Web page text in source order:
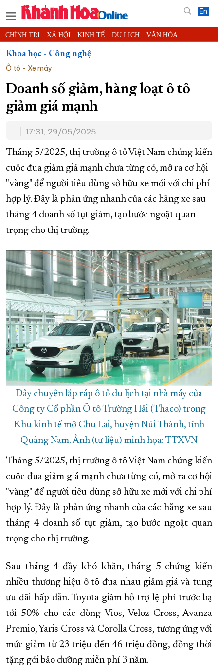
En
CHÍNH TRỊ XÃ HỘI KINH TẾ DU LỊCH VĂN HÓA
THỂ THAO ĐỜI SỐNG TIN ĐỊA PHƯƠNG
KHOA HỌC - CÔNG NGHỆ
THẾ GIỚI MULTIMEDIA VIDEO ĐỌC BÁO ONLINE
PODCAST THÔNG TIN - QUẢNG CÁO
TRƯỜNG SA BIỂN ĐẢO QUÊ HƯƠNG
CHUNG TAY CẢI CÁCH HÀNH CHÍNH
XÂY DỰNG NÔNG THÔN MỚI LỊCH CẮT ĐIỆN
TÀU - XE - MÁY BAY
KỶ NIỆM 370 NĂM XÂY DỰNG VÀ PHÁT TRIỂN TỈNH KHÁNH HÒA
KHOẢNH KHẮC ĐẸP XỨ TRẦM
XÂY DỰNG KHÁNH HÒA TRỞ THÀNH THÀNH PHỐ TRỰC THUỘC
ĐẠI HỘI ĐẢNG CÁC CẤP TRANG CHỦ VỀ BÁO KHÁNH HÒA
Khoa học - Công nghệ
Ô tô - Xe máy
Doanh số giảm, hàng loạt ô tô
giảm giá mạnh
17:31, 29/05/2025
Tháng 5/2025, thị trường ô tô Việt Nam chứng kiến
cuộc đua giảm giá mạnh chưa từng có, mở ra cơ hội
"vàng" để người tiêu dùng sở hữu xe mới với chi phí
hợp lý. Đây là phản ứng nhanh của các hãng xe sau
tháng 4 doanh số tụt giảm, tạo bước ngoặt quan
trọng cho thị trường.
Dây chuyền lắp ráp ô tô du lịch tại nhà máy của
Công ty Cổ phần Ô tô Trường Hải (Thaco) trong
Khu kinh tế mở Chu Lai, huyện Núi Thành, tỉnh
Quảng Nam. Ảnh (tư liệu) minh họa: TTXVN
Tháng 5/2025, thị trường ô tô Việt Nam chứng kiến
cuộc đua giảm giá mạnh chưa từng có, mở ra cơ hội
"vàng" để người tiêu dùng sở hữu xe mới với chi phí
hợp lý. Đây là phản ứng nhanh của các hãng xe sau
tháng 4 doanh số tụt giảm, tạo bước ngoặt quan
trọng cho thị trường.
Sau tháng 4 đầy khó khăn, tháng 5 chứng kiến
nhiều thương hiệu ô tô đua nhau giảm giá và tung
ưu đãi hấp dẫn. Toyota giảm hỗ trợ lệ phí trước bạ
tới 50% cho các dòng Vios, Veloz Cross, Avanza
Premio, Yaris Cross và Corolla Cross, tương ứng với
mức giảm từ 23 triệu đến 46 triệu đồng, đồng thời
tặng gói bảo dưỡng miễn phí 3 năm.